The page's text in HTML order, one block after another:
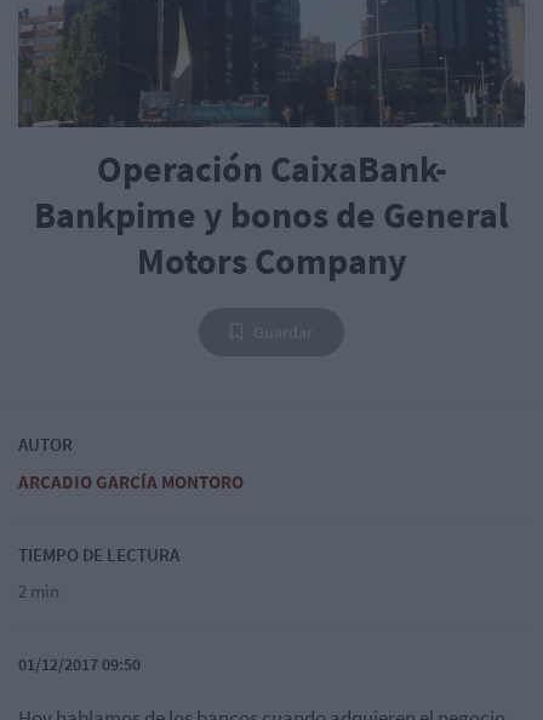
Operación CaixaBank-
Bankpime y bonos de General
Motors Company
AUTOR
ARCADIO GARCÍA MONTORO
TIEMPO DE LECTURA
2 min
01/12/2017 09:50